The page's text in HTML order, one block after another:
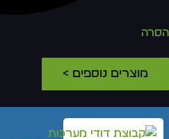
הסרה
מוצרים נוספים >